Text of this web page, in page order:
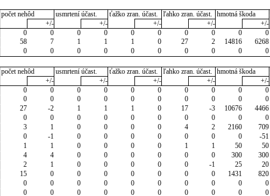
počet nehôd usmrtení účast. ťažko zran. účast. ľahko zran. účast. hmotná škoda
+/-
+/- +/- +/- +/-
0 0 0 0 0 0 0 0 0 0
58 7 1 1 1 0 27 2 14816 6268
0 0 0 0 0 0 0 0 0 0
počet nehôd usmrtení účast. ťažko zran. účast. ľahko zran. účast. hmotná škoda
+/-
+/- +/- +/- +/-
0 0 0 0 0 0 0 0 0 0
0 0 0 0 0 0 0 0 0 0
27 -2 1 1 1 0 17 -3 10676 4466
0 0 0 0 0 0 0 0 0 0
3 1 0 0 0 0 4 2 2160 709
0 -1 0 0 0 0 0 0 0 -51
1 1 0 0 0 0 1 1 50 50
4 4 0 0 0 0 0 0 300 300
2 1 0 0 0 0 0 -1 25 20
15 0 0 0 0 0 0 0 1431 820
0 0 0 0 0 0 0 0 0 0
0 0 0 0 0 0 0 0 0 0